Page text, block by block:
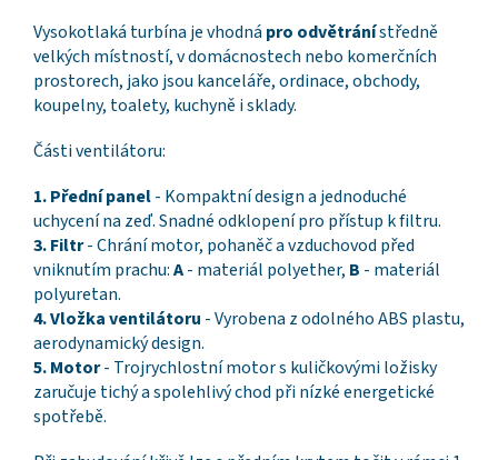
Vysokotlaká turbína je vhodná pro odvětránístředně
velkých místností, v domácnostech nebo komerčních
prostorech, jako jsou kanceláře, ordinace, obchody,
koupelny, toalety, kuchyně i sklady.
Části ventilátoru:
1. Přední panel- Kompaktní design a jednoduché
uchycení na zeď. Snadné odklopení pro přístup k filtru.
3. Filtr- Chrání motor, pohaněč a vzduchovod před
vniknutím prachu:A- materiál polyether, B - materiál
polyuretan.
4. Vložka ventilátoru - Vyrobena z odolného ABS plastu,
aerodynamický design.
5. Motor- Trojrychlostní motor s kuličkovými ložisky
zaručuje tichý a spolehlivý chod při nízké energetické
spotřebě.